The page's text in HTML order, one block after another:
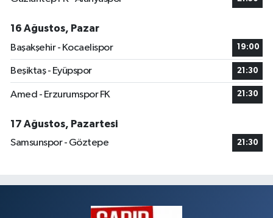
16 Ağustos, Pazar
Başakşehir - Kocaelispor
19:00
Beşiktaş - Eyüpspor 21:30
Amed - Erzurumspor FK 21:30
17 Ağustos, Pazartesi
Samsunspor - Göztepe
21:30